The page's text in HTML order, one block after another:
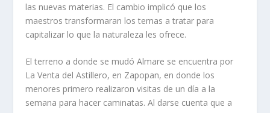
las nuevas materias. El cambio implicó que los
maestros transformaran los temas a tratar para
capitalizar lo que la naturaleza les ofrece.
El terreno a donde se mudó Almare se encuentra por
La Venta del Astillero, en Zapopan, en donde los
menores primero realizaron visitas de un día a la
semana para hacer caminatas. Al darse cuenta que a